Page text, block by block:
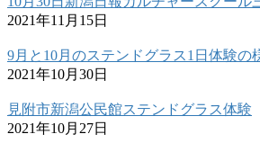
2021年11月15日
9月と10月のステンドグラス1日体験の
2021年10月30日
見附市新潟公民館ステンドグラス体験
2021年10月27日